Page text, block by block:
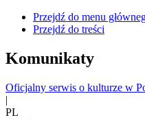
Przejdź do menu
Przejdź do treści
Komunikaty
Oficjalny serwis o kulturze w
|
PL